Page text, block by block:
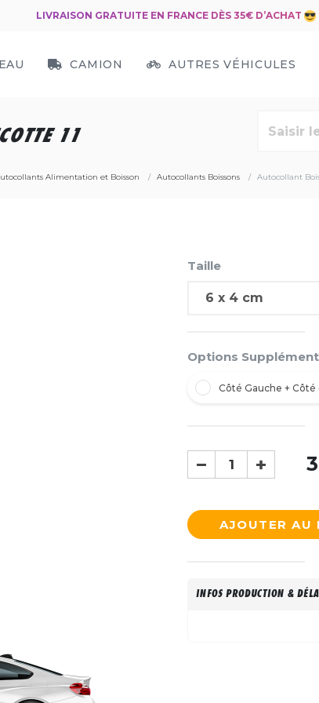
LIVRAISON GRATUITE EN FRANCE DÈS 35€ D’ACHAT
CAMION AUTRES VÉHICULES
11
Alimentation et Boisson Autocollants Boissons Autocollant
Taille
Options
Côté Gauche + Côté
AJOUTER AU
INFOS PRODUCTION &